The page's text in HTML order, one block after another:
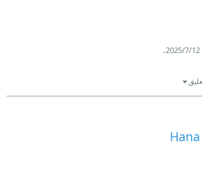
12‏/7‏/2025
.